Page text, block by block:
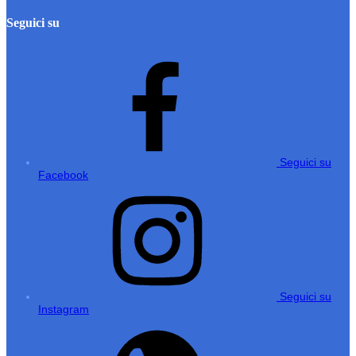
Seguici su
Seguici su
Facebook
Seguici su
Instagram